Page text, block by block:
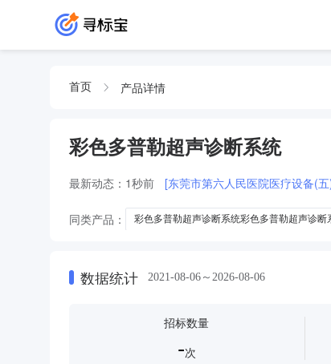
首页 产品详情
彩色多普勒超声诊断系统
最新动态： 1秒前 [东莞市第六人民医院医疗设备(
同类产品： 彩色多普勒超声诊断系统彩色多普勒超声诊断
数据统计 2021-08-06～2026-08-06
招标数量
-次